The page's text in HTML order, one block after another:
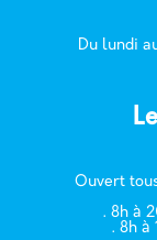
Rue
École
Du lundi
Ouvert
. 8h à
. 8h à